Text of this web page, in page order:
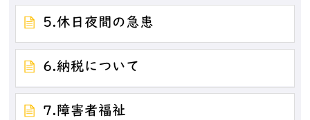
5.休日夜間の急患
6.納税について
7.障害者福祉